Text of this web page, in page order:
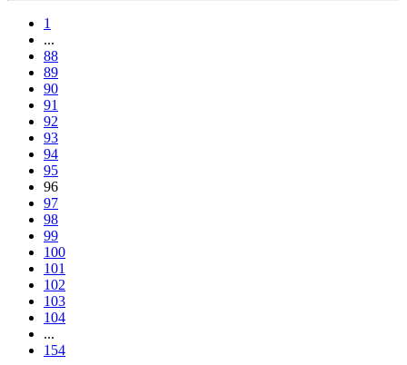
1
...
88
89
90
91
92
93
94
95
96
97
98
99
100
101
102
103
104
...
154